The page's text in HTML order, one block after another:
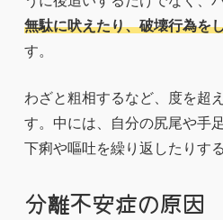
無駄に吠えたり、破壊行為を
す。
わざと粗相するなど、度を超
す。中には、自分の尻尾や手
下痢や嘔吐を繰り返したりす
分離不安症の原因